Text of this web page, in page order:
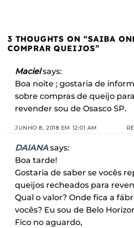
3 THOUGHTS ON “SAIBA
COMPRAR QUEIJOS”
Maciel says:
Boa noite ; gostaria de
sobre compras de queijo para
revender sou de Osasco SP.
JUNHO 8, 2018 EM 12:01 AM
DAIANA says:
Boa tarde!
Gostaria de saber se vocês
queijos recheados para
Qual o valor? Onde fica a
vocês? Eu sou de Belo
Fico no aguardo,